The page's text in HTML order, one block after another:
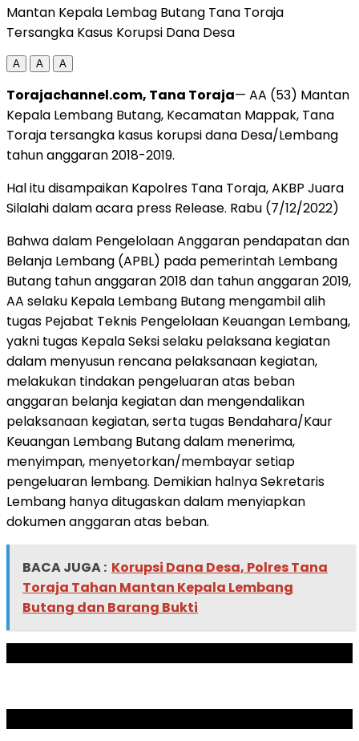
Mantan Kepala Lembag Butang Tana Toraja
Tersangka Kasus Korupsi Dana Desa
A A A
Torajachannel.com, Tana Toraja— AA (53) Mantan
Kepala Lembang Butang, Kecamatan Mappak, Tana
Toraja tersangka kasus korupsi dana Desa/Lembang
tahun anggaran 2018-2019.
Hal itu disampaikan Kapolres Tana Toraja, AKBP Juara
Silalahi dalam acara press Release. Rabu (7/12/2022)
Bahwa dalam Pengelolaan Anggaran pendapatan dan
Belanja Lembang (APBL) pada pemerintah Lembang
Butang tahun anggaran 2018 dan tahun anggaran 2019,
AA selaku Kepala Lembang Butang mengambil alih
tugas Pejabat Teknis Pengelolaan Keuangan Lembang,
yakni tugas Kepala Seksi selaku pelaksana kegiatan
dalam menyusun rencana pelaksanaan kegiatan,
melakukan tindakan pengeluaran atas beban
anggaran belanja kegiatan dan mengendalikan
pelaksanaan kegiatan, serta tugas Bendahara/Kaur
Keuangan Lembang Butang dalam menerima,
menyimpan, menyetorkan/membayar setiap
pengeluaran lembang. Demikian halnya Sekretaris
Lembang hanya ditugaskan dalam menyiapkan
dokumen anggaran atas beban.
BACA JUGA : Korupsi Dana Desa, Polres Tana
Toraja Tahan Mantan Kepala Lembang
Butang dan Barang Bukti